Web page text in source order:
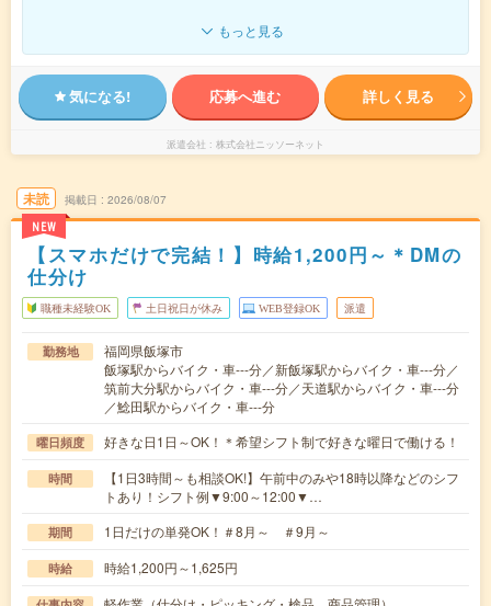
もっと見る
気になる! 応募へ進む 詳しく見る
派遣会社 株式会社ニッソーネット
未読
NEW
掲載日 2026/08/07
【スマホだけで完結！】時給1,200円～＊DMの
仕分け
職種未経験OK 土日祝日が休み WEB登録OK 派遣
勤務地
福岡県飯塚市
飯塚駅からバイク・車---分／新飯塚駅からバイク・車---分／
筑前大分駅からバイク・車---分／天道駅からバイク・車---分
／鯰田駅からバイク・車---分
曜日頻度 好きな日1日～OK！＊希望シフト制で好きな曜日で働ける！
時間
【1日3時間～も相談OK!】午前中のみや18時以降などのシフ
トあり！シフト例▼9:00～12:00▼…
期間 1日だけの単発OK！＃8月～ ＃9月～
時給 時給1,200円～1,625円